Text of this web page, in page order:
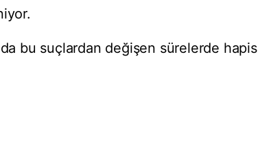
bu suçlardan değişen sürelerde hapis